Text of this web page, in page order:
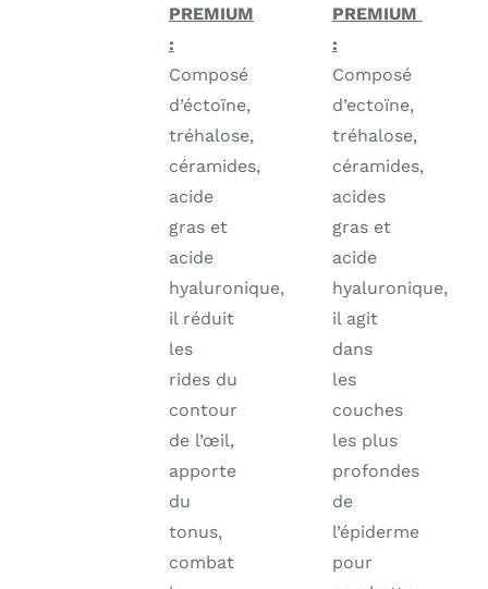
PREMIUM
:
Composé
d’éctoïne,
tréhalose,
céramides,
acide
gras et
acide
hyaluronique,
il réduit
les
rides du
contour
de l’œil,
apporte
du
tonus,
combat
PREMIUM
:
Composé
d’ectoïne,
tréhalose,
céramides,
acides
gras et
acide
hyaluronique,
il agit
dans
les
couches
les plus
profondes
de
l’épiderme
pour